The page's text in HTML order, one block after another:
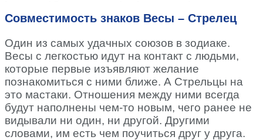
Совместимость знаков Весы – Стрелец
Один из самых удачных союзов в зодиаке.
Весы с легкостью идут на контакт с людьми,
которые первые изъявляют желание
познакомиться с ними ближе. А Стрельцы на
это мастаки. Отношения между ними всегда
будут наполнены чем-то новым, чего ранее не
видывали ни один, ни другой. Другими
словами, им есть чем поучиться друг у друга.